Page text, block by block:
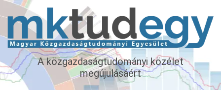
A közgazdaságtudományi közélet
megújulásáért